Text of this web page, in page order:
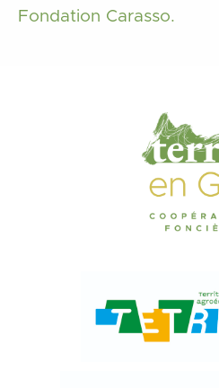
Fondation Carasso.